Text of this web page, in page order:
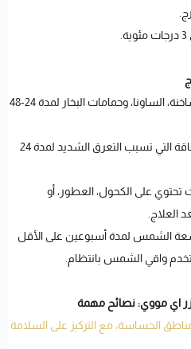
الحرارة المرتفعة: تجنب الحمامات الساخنة، الساونا، وحمامات البخار لمدة 24-48
التمارين المكثفة: تجنب التمارين الشاقة التي تسبب التعرق الشديد لمدة 24
تحتوي على الكحول، العطور، أو
الشمس لمدة أسبوعين على الأقل
واقي الشمس بانتظام.
اي مووي: نصائح مهمة
الحساسة، مع التركيز على السلامة